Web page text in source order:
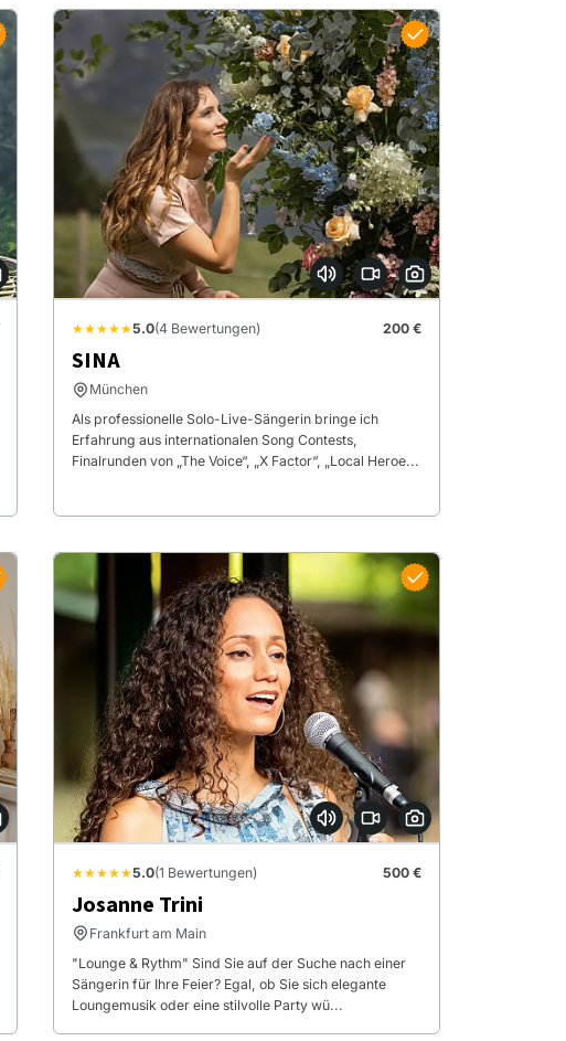
★★★★★5.0(4 Bewertungen) 200 €
SINA
München
Als professionelle Solo-Live-Sängerin bringe ich
Erfahrung aus internationalen Song Contests,
Finalrunden von „The Voice“, „X Factor“, „Local Heroe...
★★★★★5.0(1 Bewertungen) 500 €
Josanne Trini
Frankfurt am Main
"Lounge & Rythm" Sind Sie auf der Suche nach einer
Sängerin für Ihre Feier? Egal, ob Sie sich elegante
Loungemusik oder eine stilvolle Party wü...